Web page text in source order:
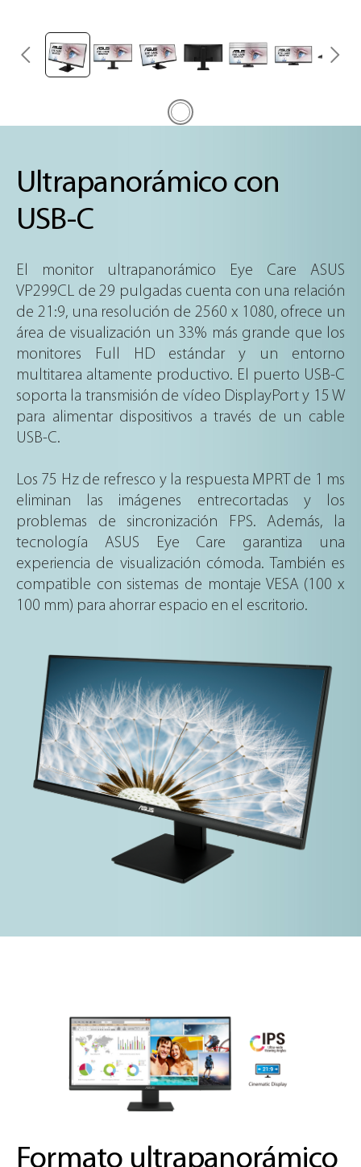
Ultrapanorámico con
USB-C
El monitor ultrapanorámico Eye Care ASUS
VP299CL de 29 pulgadas cuenta con una relación
de 21:9, una resolución de 2560 x 1080, ofrece un
área de visualización un 33% más grande que los
monitores Full HD estándar y un entorno
multitarea altamente productivo. El puerto USB-C
soporta la transmisión de vídeo DisplayPort y 15 W
para alimentar dispositivos a través de un cable
USB-C.
Los 75 Hz de refresco y la respuesta MPRT de 1 ms
eliminan las imágenes entrecortadas y los
problemas de sincronización FPS. Además, la
tecnología ASUS Eye Care garantiza una
experiencia de visualización cómoda. También es
compatible con sistemas de montaje VESA (100 x
100 mm) para ahorrar espacio en el escritorio.
Formato ultrapanorámico